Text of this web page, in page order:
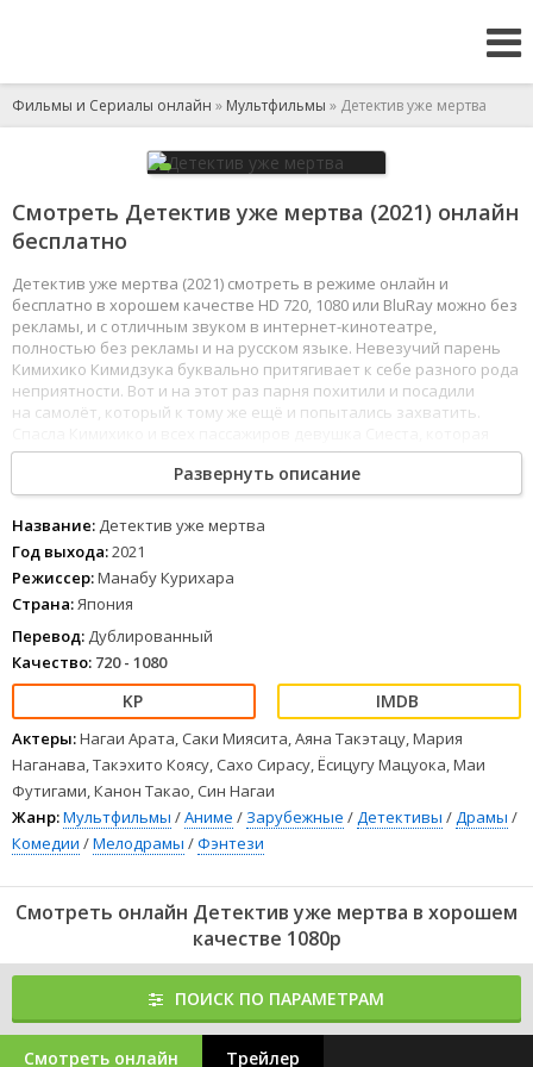
Фильмы и Сериалы онлайн » Мультфильмы » Детектив уже мертва
Смотреть Детектив уже мертва (2021) онлайн
бесплатно
Детектив уже мертва (2021) смотреть в режиме онлайн и
бесплатно в хорошем качестве HD 720, 1080 или BluRay можно без
рекламы, и с отличным звуком в интернет-кинотеатре,
полностью без рекламы и на русском языке. Невезучий парень
Кимихико Кимидзука буквально притягивает к себе разного рода
неприятности. Вот и на этот раз парня похитили и посадили
на самолёт, который к тому же ещё и попытались захватить.
представилась знаменитым детективом. С тех пор парень стал
её верным помощником, пока однажды Сиеста не умерла.
12345 678
Развернуть описание
Название: Детектив уже мертва
Год выхода:2021
Режиссер:Манабу Курихара
Страна:Япония
Перевод: Дублированный
Качество: 720 - 1080
Актеры:Нагаи Арата, Саки Миясита, Аяна Такэтацу, Мария
Наганава, Такэхито Коясу, Сахо Сирасу, Ёсицугу Мацуока, Маи
Футигами, Канон Такао, Син Нагаи
Жанр:Мультфильмы /Аниме / Зарубежные /Детективы /Драмы /
Комедии /Мелодрамы /Фэнтези
Смотреть онлайн Детектив уже мертва в хорошем
качестве 1080p
ПОИСК ПО ПАРАМЕТРАМ
Смотреть онлайн Трейлер